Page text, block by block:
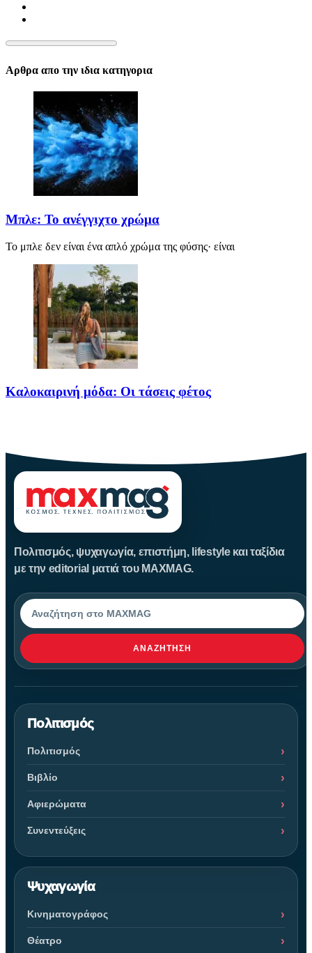
Αρθρα απο την ιδια κατηγορια
Μπλε: Το ανέγγιχτο χρώμα
Το μπλε δεν είναι ένα απλό χρώμα της φύσης· είναι
Καλοκαιρινή μόδα: Οι τάσεις φέτος
Πολιτισμός, ψυχαγωγία, επιστήμη, lifestyle και ταξίδια
με την editorial ματιά του MAXMAG.
Αναζήτηση
ΑΝΑΖΉΤΗΣΗ
Πολιτισμός
Πολιτισμός
Βιβλίο
Αφιερώματα
Συνεντεύξεις
Ψυχαγωγία
Κινηματογράφος
Θέατρο